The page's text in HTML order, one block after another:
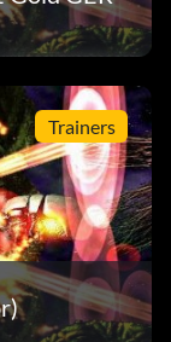
Trainers